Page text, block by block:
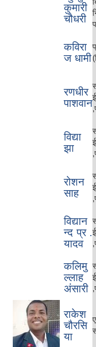
कुमारी
चौधरी
कविरा
ज धामी
रणधीर
पाशवान
विद्या
झा
रोशन
साह
विद्यान
न्द प्र .
यादव
कलिमु
ल्लाह
अंसारी
राकेश
चौरसि
या